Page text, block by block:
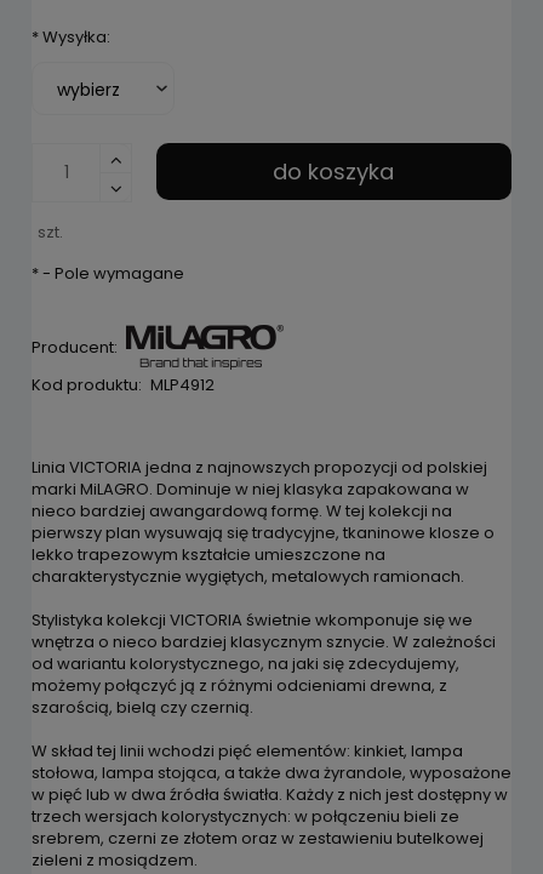
*Wysyłka:
szt.
do koszyka
*- Pole wymagane
Producent:
Kod produktu: MLP4912
Linia VICTORIA jedna z najnowszych propozycji od polskiej
marki MiLAGRO. Dominuje w niej klasyka zapakowana w
nieco bardziej awangardową formę. W tej kolekcji na
pierwszy plan wysuwają się tradycyjne, tkaninowe klosze o
lekko trapezowym kształcie umieszczone na
charakterystycznie wygiętych, metalowych ramionach.
Stylistyka kolekcji VICTORIA świetnie wkomponuje się we
wnętrza o nieco bardziej klasycznym sznycie. W zależności
od wariantu kolorystycznego, na jaki się zdecydujemy,
możemy połączyć ją z różnymi odcieniami drewna, z
szarością, bielą czy czernią.
W skład tej linii wchodzi pięć elementów: kinkiet, lampa
stołowa, lampa stojąca, a także dwa żyrandole, wyposażone
w pięć lub w dwa źródła światła. Każdy z nich jest dostępny w
trzech wersjach kolorystycznych: w połączeniu bieli ze
srebrem, czerni ze złotem oraz w zestawieniu butelkowej
zieleni z mosiądzem.